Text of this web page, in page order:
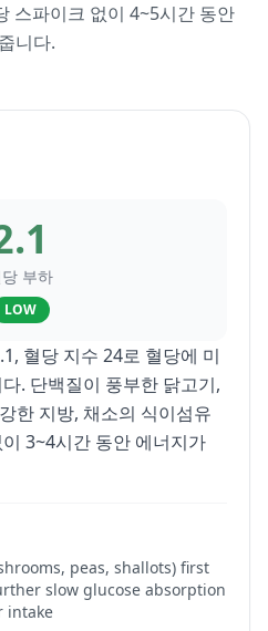
스파이크 없이 4~5시간 동안
니다.
부하
LOW
혈당 지수 24로 혈당에 미
. 단백질이 풍부한 닭고기,
한 지방, 채소의 식이섬유
3~4시간 동안 에너지가
peas, shallots) first
slow glucose absorption
intake